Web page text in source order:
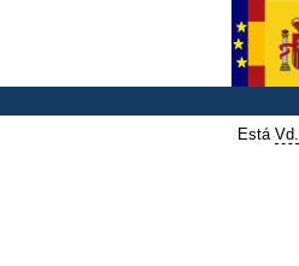
Está Vd.